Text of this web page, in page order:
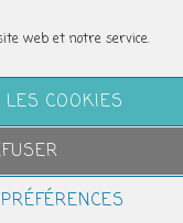
web et notre service.
LES COOKIES